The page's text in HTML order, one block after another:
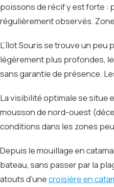
poissons de récif y est forte
régulièrement observés.
L’îlot Souris se trouve un
légèrement plus profondes,
sans garantie de présence.
La visibilité optimale se situe
mousson de nord-ouest
conditions dans les zones
Depuis le mouillage en
bateau, sans passer par la
atouts d’unecroisière en